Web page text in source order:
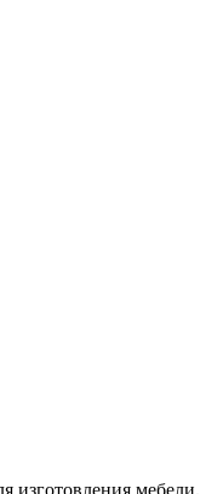
изготовления мебели,